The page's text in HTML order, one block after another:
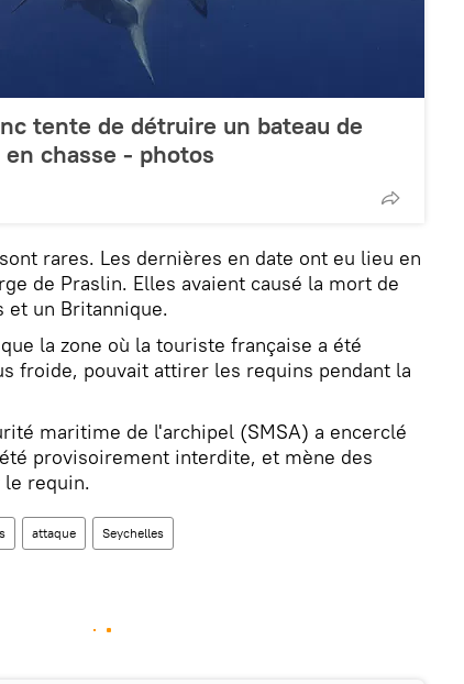
tente de détruire un bateau de
chasse - photos
rares. Les dernières en date ont eu lieu en
de Praslin. Elles avaient causé la mort de
et un Britannique.
la zone où la touriste française a été
froide, pouvait attirer les requins pendant la
maritime de l'archipel (SMSA) a encerclé
provisoirement interdite, et mène des
requin.
attaque Seychelles